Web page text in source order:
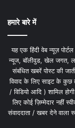
हमारे बारे में
यह एक हिंदी वेब न्यूज़
न्यूज, बॉलीवुड, खेल जगत,
संबंधित खबरें पोस्ट की
विवाद के लिए साइट के कुछ
/ विडियो आदि ) शामिल
लिए कोई ज़िम्मेदार नहीं
संवाददाता / खबर देने वाला